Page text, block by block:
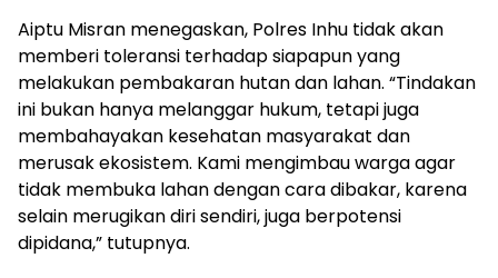
Aiptu Misran menegaskan, Polres Inhu tidak akan
memberi toleransi terhadap siapapun yang
melakukan pembakaran hutan dan lahan. “Tindakan
ini bukan hanya melanggar hukum, tetapi juga
membahayakan kesehatan masyarakat dan
merusak ekosistem. Kami mengimbau warga agar
tidak membuka lahan dengan cara dibakar, karena
selain merugikan diri sendiri, juga berpotensi
dipidana,” tutupnya.